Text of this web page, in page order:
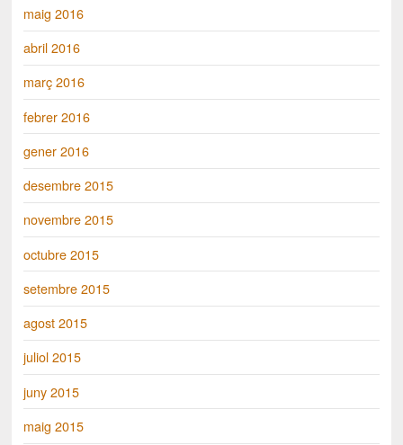
maig 2016
abril 2016
març 2016
febrer 2016
gener 2016
desembre 2015
novembre 2015
octubre 2015
setembre 2015
agost 2015
juliol 2015
juny 2015
maig 2015